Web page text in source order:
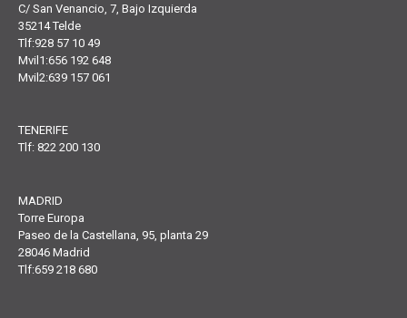
C/ San Venancio, 7, Bajo Izquierda
35214 Telde
Tlf:928 57 10 49
Mvil1:656 192 648
Mvil2:639 157 061
TENERIFE
Tlf: 822 200 130
MADRID
Torre Europa
Paseo de la Castellana, 95, planta 29
28046 Madrid
Tlf:659 218 680